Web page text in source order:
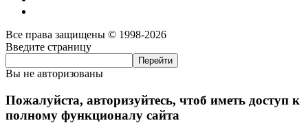
Все права защищены © 1998-2026
Введите страницу
Вы не авторизованы
Пожалуйста, авторизуйтесь, чтоб иметь доступ к
полному функционалу сайта